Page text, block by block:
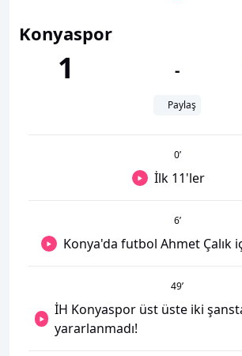
Konyaspor
1 -
Paylaş
0’
İlk 11'ler
6’
Konya'da futbol Ahmet Çalık
49’
İH Konyaspor üst üste iki
yararlanmadı!